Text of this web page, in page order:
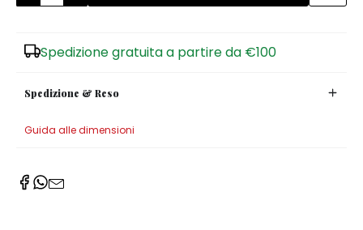
Spedizione gratuita a partire da €100
Spedizione & Reso
Guida alle dimensioni